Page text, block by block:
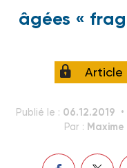
âgées «
Article
Publié le : 06.12.2019
Par :